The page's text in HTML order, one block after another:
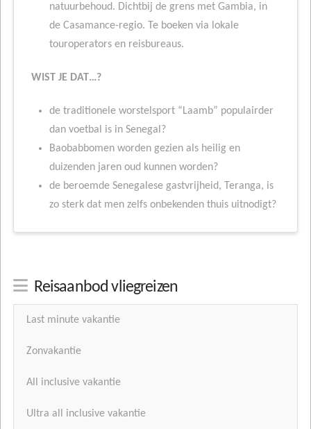
natuurbehoud. Dichtbij de grens met Gambia, in
de Casamance-regio. Te boeken via lokale
touroperators en reisbureaus.
WIST JE DAT…?
de traditionele worstelsport “Laamb” populairder
dan voetbal is in Senegal?
Baobabbomen worden gezien als heilig en
duizenden jaren oud kunnen worden?
de beroemde Senegalese gastvrijheid, Teranga, is
zo sterk dat men zelfs onbekenden thuis uitnodigt?
Reisaanbod vliegreizen
Last minute vakantie
Zonvakantie
All inclusive vakantie
Ultra all inclusive vakantie